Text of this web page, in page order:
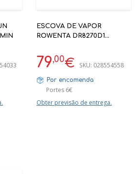
ESCOVA DE VAPOR
ROWENTA DR8270D1
2.000W
79,00€ SKU: 028554558
Por encomenda
Portes 6€
Obter previsão de entrega.